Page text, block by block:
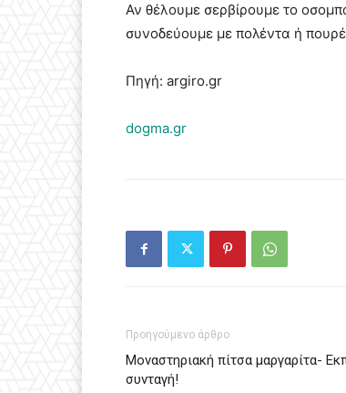
Αν θέλουμε σερβίρουμε το
συνοδεύουμε με πολέντα ή
Πηγή: argiro.gr
dogma.gr
Προηγούμενο άρθρο
Μοναστηριακή πίτσα μαργαρίτα-
συνταγή!